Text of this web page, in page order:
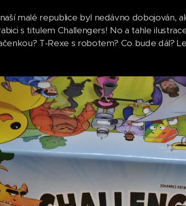
malé republice byl nedávno dobojován,
s titulem Challengers! No a tahle
T-Rexe s robotem? Co bude dál?